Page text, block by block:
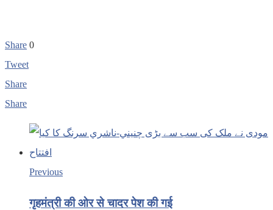
Share 0
Tweet
Share
Share
Previous
गृहमंत्री की ओर से चादर पेश की गई